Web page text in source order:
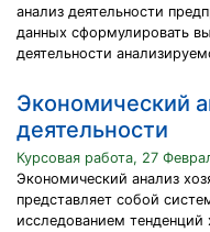
анализ деятельности
данных сформулировать
деятельности
Экономический
деятельности
Курсовая работа, 27
Экономический анализ
представляет собой
исследованием тенденций